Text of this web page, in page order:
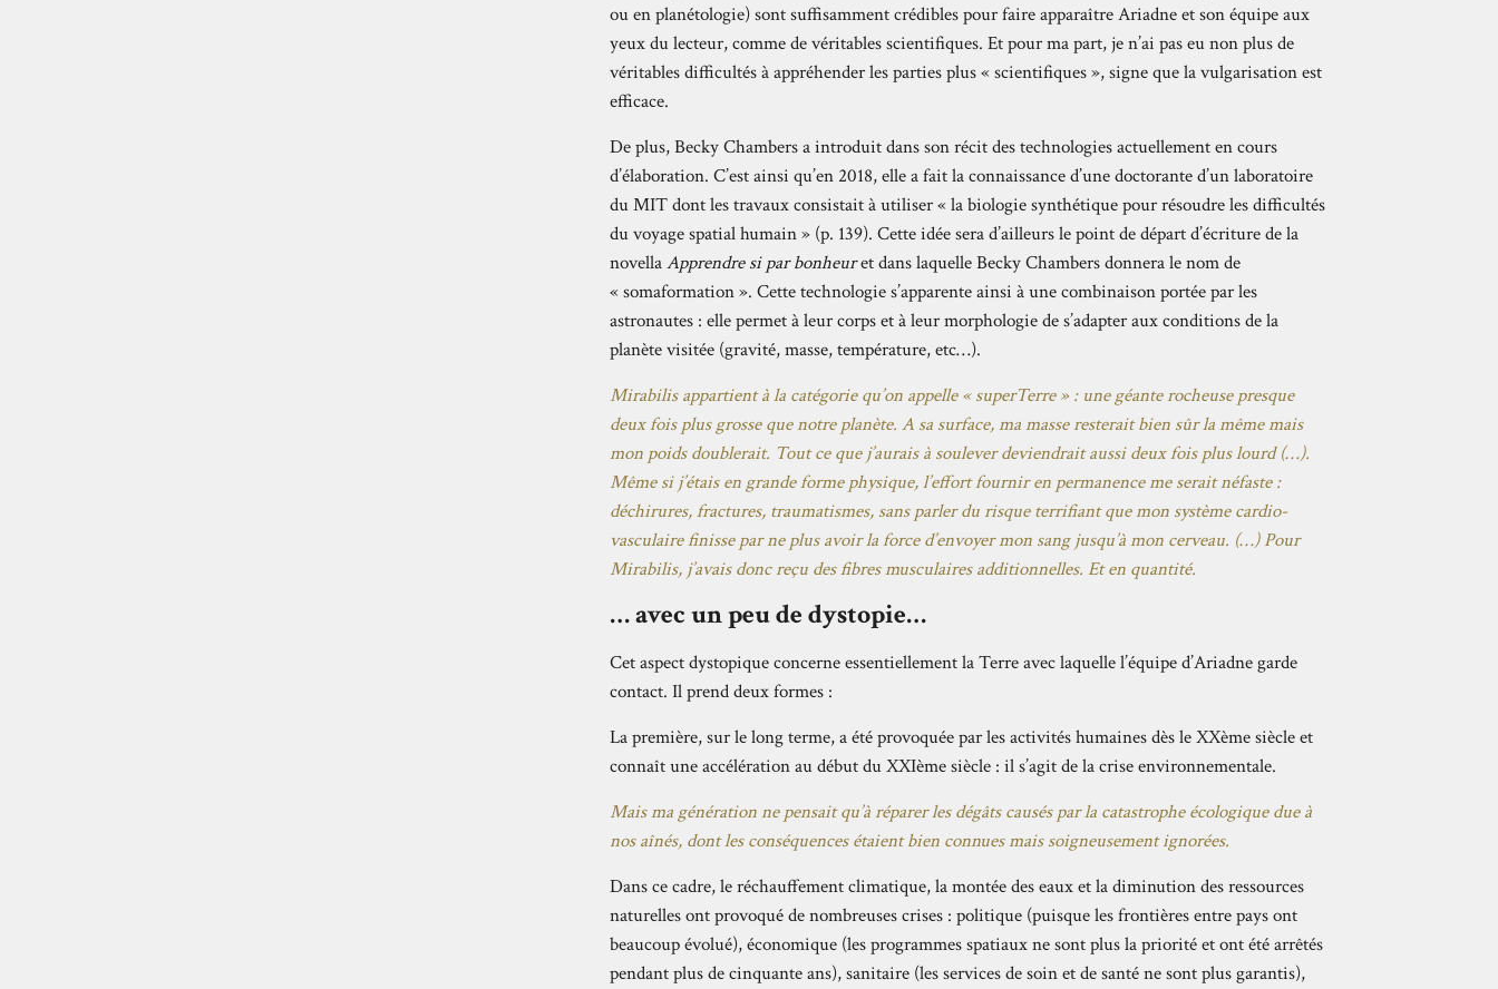
ou en planétologie) sont suffisamment crédibles pour faire apparaître Ariadne et son équipe aux
yeux du lecteur, comme de véritables scientifiques. Et pour ma part, je n’ai pas eu non plus de
véritables difficultés à appréhender les parties plus « scientifiques », signe que la vulgarisation est
efficace.
De plus, Becky Chambers a introduit dans son récit des technologies actuellement en cours
d’élaboration. C’est ainsi qu’en 2018, elle a fait la connaissance d’une doctorante d’un laboratoire
du MIT dont les travaux consistait à utiliser « la biologie synthétique pour résoudre les difficultés
du voyage spatial humain » (p. 139). Cette idée sera d’ailleurs le point de départ d’écriture de la
novellaApprendre si par bonheuret dans laquelle Becky Chambers donnera le nom de
« somaformation ». Cette technologie s’apparente ainsi à une combinaison portée par les
astronautes : elle permet à leur corps et à leur morphologie de s’adapter aux conditions de la
planète visitée (gravité, masse, température, etc…).
Mirabilis appartient à la catégorie qu’on appelle « superTerre » : une géante rocheuse presque
deux fois plus grosse que notre planète. A sa surface, ma masse resterait bien sûr la même mais
mon poids doublerait. Tout ce que j’aurais à soulever deviendrait aussi deux fois plus lourd (…).
Même si j’étais en grande forme physique, l’effort fournir en permanence me serait néfaste :
déchirures, fractures, traumatismes, sans parler du risque terrifiant que mon système cardio-
vasculaire finisse par ne plus avoir la force d’envoyer mon sang jusqu’à mon cerveau. (…) Pour
Mirabilis, j’avais donc reçu des fibres musculaires additionnelles. Et en quantité.
… avec un peu de dystopie…
Cet aspect dystopique concerne essentiellement la Terre avec laquelle l’équipe d’Ariadne garde
contact. Il prend deux formes :
La première, sur le long terme, a été provoquée par les activités humaines dès le XXème siècle et
connaît une accélération au début du XXIème siècle : il s’agit de la crise environnementale.
Mais ma génération ne pensait qu’à réparer les dégâts causés par la catastrophe écologique due à
nos aînés, dont les conséquences étaient bien connues mais soigneusement ignorées.
Dans ce cadre, le réchauffement climatique, la montée des eaux et la diminution des ressources
naturelles ont provoqué de nombreuses crises : politique (puisque les frontières entre pays ont
beaucoup évolué), économique (les programmes spatiaux ne sont plus la priorité et ont été arrêtés
pendant plus de cinquante ans), sanitaire (les services de soin et de santé ne sont plus garantis),